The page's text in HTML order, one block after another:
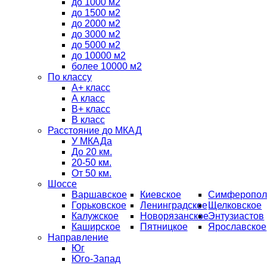
до 1000 м2
до 1500 м2
до 2000 м2
до 3000 м2
до 5000 м2
до 10000 м2
более 10000 м2
По классу
A+ класс
А класс
В+ класс
B класс
Расстояние до МКАД
У МКАДа
До 20 км.
20-50 км.
От 50 км.
Шоссе
Варшавское
Горьковское
Калужское
Каширское
Киевское
Ленинградское
Новорязанское
Пятницкое
Щелковское
Энтузиастов
Ярославское
Направление
Юг
Юго-Запад